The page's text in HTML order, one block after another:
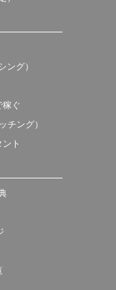
ング）
稼ぐ
チング）
ト